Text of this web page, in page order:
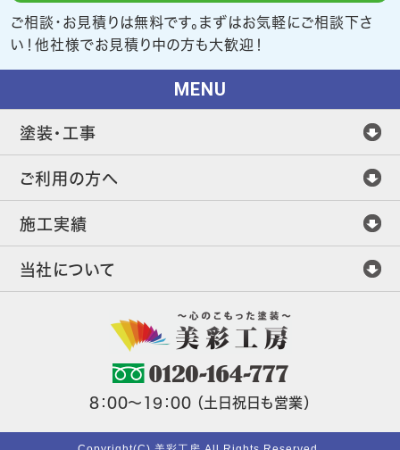
ご相談・お見積りは無料です。まずはお気軽にご相談下さ
い！他社様でお見積り中の方も大歓迎！
MENU
塗装・工事
ご利用の方へ
施工実績
当社について
8：00～19：00 （土日祝日も営業）